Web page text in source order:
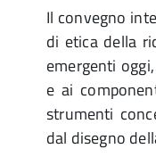
Il convegno
di etica della
emergenti
e ai
strumenti
dal disegno